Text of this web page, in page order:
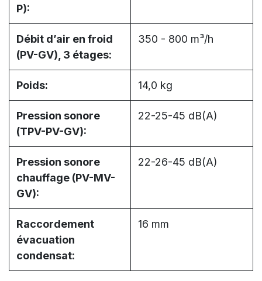
P):
Débit d’air en froid
(PV-GV), 3 étages:
350 - 800 m³/h
Poids: 14,0 kg
Pression sonore
(TPV-PV-GV):
22-25-45 dB(A)
Pression sonore
chauffage (PV-MV-
GV):
22-26-45 dB(A)
Raccordement
évacuation
condensat:
16 mm